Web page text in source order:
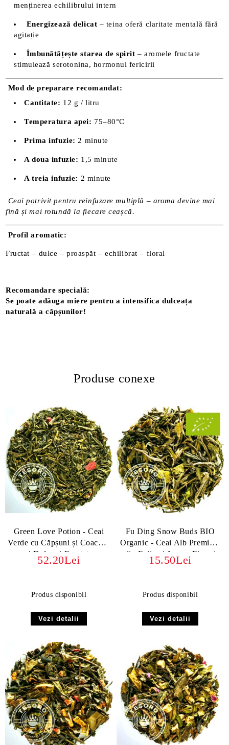
menținerea echilibrului intern
Energizează delicat – teina oferă claritate mentală fără
agitație
Îmbunătățește starea de spirit – aromele fructate
stimulează serotonina, hormonul fericirii
Mod de preparare recomandat:
Cantitate: 12 g / litru
Temperatura apei: 75–80°C
Prima infuzie: 2 minute
A doua infuzie: 1,5 minute
A treia infuzie: 2 minute
Ceai potrivit pentru reinfuzare multiplă – aroma devine mai
fină și mai rotundă la fiecare ceașcă.
Profil aromatic:
Fructat – dulce – proaspăt – echilibrat – floral
Recomandare specială:
Se poate adăuga miere pentru a intensifica dulceața
naturală a căpșunilor!
Produse conexe
Green Love Potion - Ceai
Verde cu Căpșuni și Coacăze
| Dulce și Fructat
52.20Lei
Produs disponibil
Vezi detalii
Fu Ding Snow Buds BIO
Organic - Ceai Alb Premium
din Fujian | Arome Fine și
Dulceață Naturală
15.50Lei
Produs disponibil
Vezi detalii